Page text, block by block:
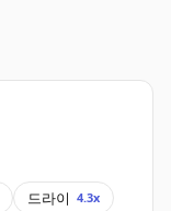
드라이 4.3x